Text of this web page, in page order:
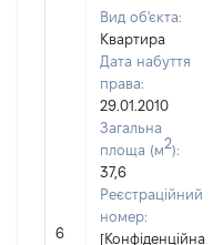
6
Вид об'єкта:
Квартира
Дата набуття
права:
29.01.2010
Загальна
площа (м2):
37,6
Реєстраційний
номер:
[Конфіденційна